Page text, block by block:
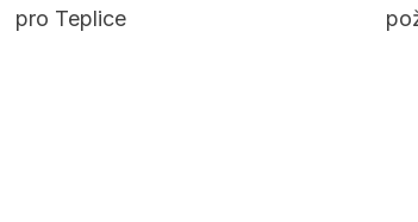
pro Teplice